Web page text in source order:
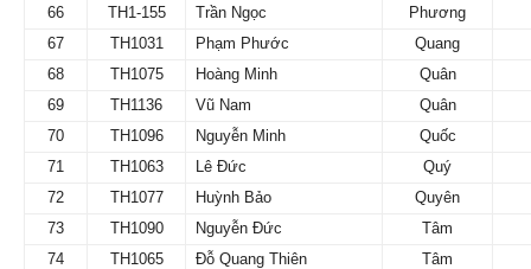
66 TH1-155 Trần Ngọc
Phương
67
TH1031 Phạm Phước
Quang
68
TH1075 Hoàng Minh
Quân
69
TH1136 Vũ Nam
Quân
70
TH1096 Nguyễn Minh
Quốc
71
TH1063 Lê Đức
Quý
72
TH1077 Huỳnh Bảo
Quyên
73
TH1090 Nguyễn Đức
Tâm
74
TH1065 Đỗ Quang Thiên
Tâm